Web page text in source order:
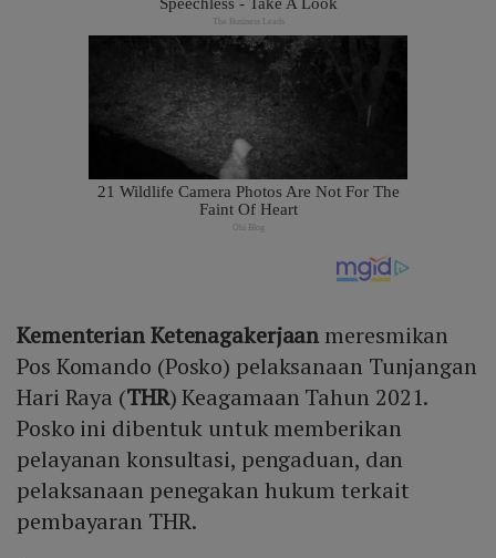
Kementerian Ketenagakerjaan meresmikan
Pos Komando (Posko) pelaksanaan Tunjangan
Hari Raya (THR) Keagamaan Tahun 2021.
Posko ini dibentuk untuk memberikan
pelayanan konsultasi, pengaduan, dan
pelaksanaan penegakan hukum terkait
pembayaran THR.